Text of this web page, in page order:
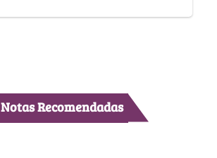
Notas Recomendadas